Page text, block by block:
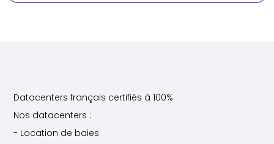
Datacenters français certifiés à 100%
Nos datacenters :
- Location de baies